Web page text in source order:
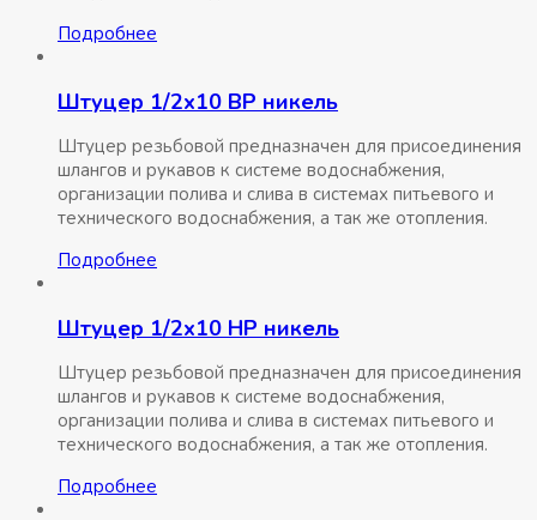
Подробнее
Штуцер 1/2х10 ВР никель
Штуцер резьбовой предназначен для присоединения
шлангов и рукавов к системе водоснабжения,
организации полива и слива в системах питьевого и
технического водоснабжения, а так же отопления.
Подробнее
Штуцер 1/2х10 НР никель
Штуцер резьбовой предназначен для присоединения
шлангов и рукавов к системе водоснабжения,
организации полива и слива в системах питьевого и
технического водоснабжения, а так же отопления.
Подробнее